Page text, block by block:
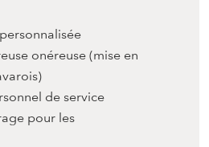
onéreuse (mise en
de service
pour les